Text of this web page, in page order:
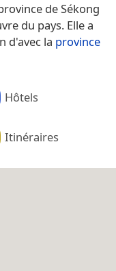
de Sékong
du pays. Elle a
d'avec la province
Hôtels
Itinéraires